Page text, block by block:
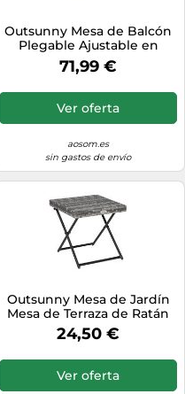
Outsunny Mesa de Balcón
Plegable Ajustable en
Altura para Barandilla,
Madera Natural Aosom
71,99 €
Ver oferta
aosom.es
sin gastos de envío
Outsunny Mesa de Jardín
Mesa de Terraza de Ratán
PE Plegable con Patas
Cruzadas y Marco de Acero
para Patio Balcón 40x40x40
cm Gris Aosom España
24,50 €
Ver oferta